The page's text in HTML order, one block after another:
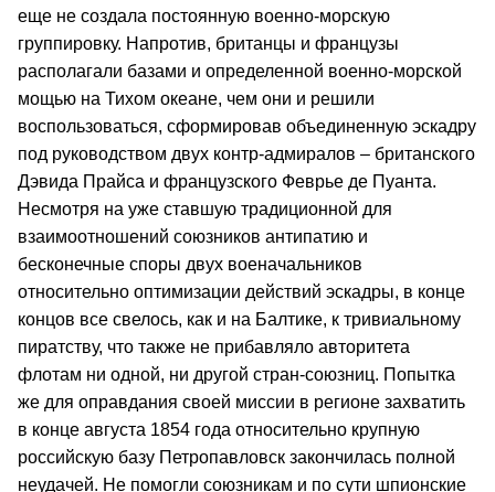
еще не создала постоянную военно-морскую
группировку. Напротив, британцы и французы
располагали базами и определенной военно-морской
мощью на Тихом океане, чем они и решили
воспользоваться, сформировав объединенную эскадру
под руководством двух контр-адмиралов – британского
Дэвида Прайса и французского Феврье де Пуанта.
Несмотря на уже ставшую традиционной для
взаимоотношений союзников антипатию и
бесконечные споры двух военачальников
относительно оптимизации действий эскадры, в конце
концов все свелось, как и на Балтике, к тривиальному
пиратству, что также не прибавляло авторитета
флотам ни одной, ни другой стран-союзниц. Попытка
же для оправдания своей миссии в регионе захватить
в конце августа 1854 года относительно крупную
российскую базу Петропавловск закончилась полной
неудачей. Не помогли союзникам и по сути шпионские